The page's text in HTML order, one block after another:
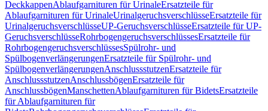
DeckkappenAblaufgarnituren für UrinaleErsatzteile für
Ablaufgarnituren für UrinaleUrinalgeruchsverschlüsseErsatzteile für
UrinalgeruchsverschlüsseUP-GeruchsverschlüsseErsatzteile für UP-
GeruchsverschlüsseRohrbogengeruchsverschlüssesErsatzteile für
RohrbogengeruchsverschlüssesSpülrohr- und
SpülbogenverlängerungenErsatzteile für Spülrohr- und
SpülbogenverlängerungenAnschlussstutzenErsatzteile für
AnschlussstutzenAnschlussbögenErsatzteile für
AnschlussbögenManschettenAblaufgarnituren für BidetsErsatzteile
für Ablaufgarnituren für